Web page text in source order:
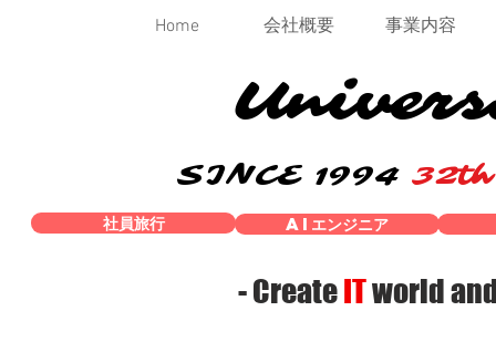
Home 会社概要 事業内容
SINCE 1994
社員旅行 AIエンジニア
- CreateITworld